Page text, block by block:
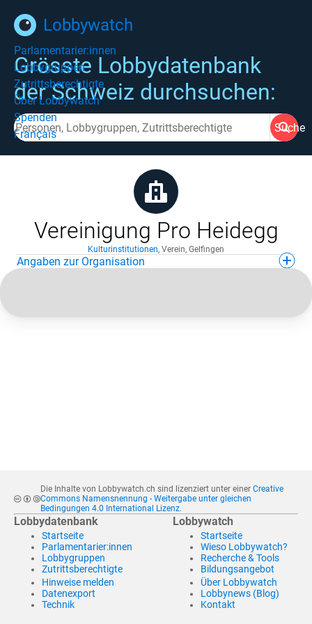
Lobbywatch
Parlamentarier:innen
Lobbygruppen
Zutrittsberechtigte
Über Lobbywatch
Spenden
Français
Grösste Lobbydatenbank
der Schweiz durchsuchen:
Suche
Vereinigung Pro Heidegg
Kulturinstitutionen, Verein, Gelfingen
Angaben zur Organisation
Die Inhalte von Lobbywatch.ch sind lizenziert unter einer Creative
Commons Namensnennung - Weitergabe unter gleichen
Bedingungen 4.0 International Lizenz.
Lobbydatenbank
Startseite
Parlamentarier:innen
Lobbygruppen
Zutrittsberechtigte
Hinweise melden
Datenexport
Technik
Lobbywatch
Startseite
Wieso Lobbywatch?
Recherche & Tools
Bildungsangebot
Über Lobbywatch
Lobbynews (Blog)
Kontakt